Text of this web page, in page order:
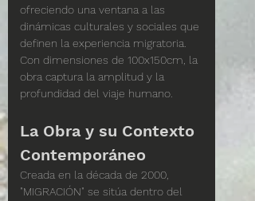
ofreciendo una ventana a las
dinámicas culturales y sociales que
definen la experiencia migratoria.
Con dimensiones de 100x150cm, la
obra captura la amplitud y la
profundidad del viaje humano.
La Obra y su Contexto
Contemporáneo
Creada en la década de 2000,
"MIGRACIÓN" se sitúa dentro del